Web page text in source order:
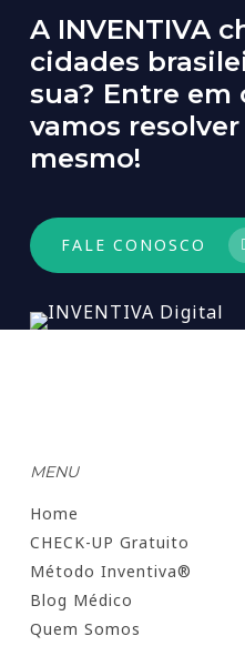
A INVENTIVA
cidades
sua? Entre em
vamos resolver
mesmo!
FALE CONOSCO
MENU
Home
CHECK-UP Gratuito
Método Inventiva®
Blog Médico
Quem Somos